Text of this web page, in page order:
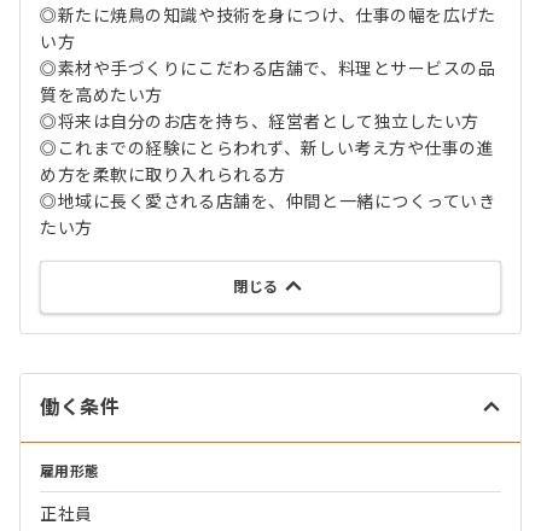
◎新たに焼鳥の知識や技術を身につけ、仕事の幅を広げた
い方
◎素材や手づくりにこだわる店舗で、料理とサービスの品
質を高めたい方
◎将来は自分のお店を持ち、経営者として独立したい方
◎これまでの経験にとらわれず、新しい考え方や仕事の進
め方を柔軟に取り入れられる方
◎地域に長く愛される店舗を、仲間と一緒につくっていき
たい方
閉じる
働く条件
雇用形態
正社員